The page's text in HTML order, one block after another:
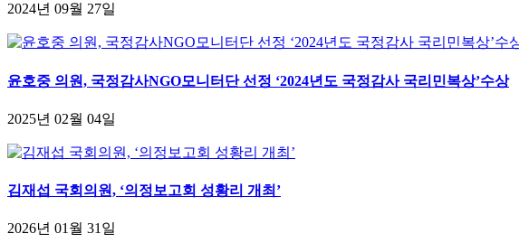
2024년 09월 27일
윤호중 의원, 국정감사NGO모니터단 선정 ‘2024년도 국정감사 국리민복상’수상
2025년 02월 04일
김재섭 국회의원, ‘의정보고회 성황리 개최’
2026년 01월 31일